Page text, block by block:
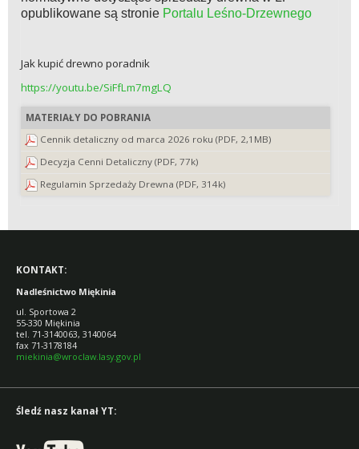
opublikowane są stronie Portalu Leśno-Drzewnego
Jak kupić drewno poradnik
https://youtu.be/SiFfLm7mgLQ
MATERIAŁY DO POBRANIA
Cennik detaliczny od marca 2026 roku (PDF, 2,1MB)
Decyzja Cenni Detaliczny (PDF, 77k)
Regulamin Sprzedaży Drewna (PDF, 314k)
KONTAKT:
Nadleśnictwo Miękinia
ul. Sportowa 2
55-330 Miękinia
tel. 71-3140063, 3140064
fax 71-3178184
miekinia@wroclaw.lasy.gov.pl
Śledź nasz kanał YT: